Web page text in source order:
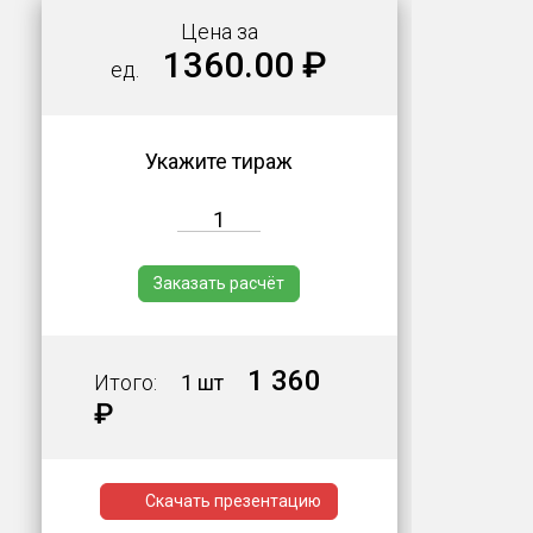
Цена за
ед.
1360.00 ₽
Укажите тираж
Заказать расчёт
Итого: 1 шт
1 360
₽
Скачать презентацию